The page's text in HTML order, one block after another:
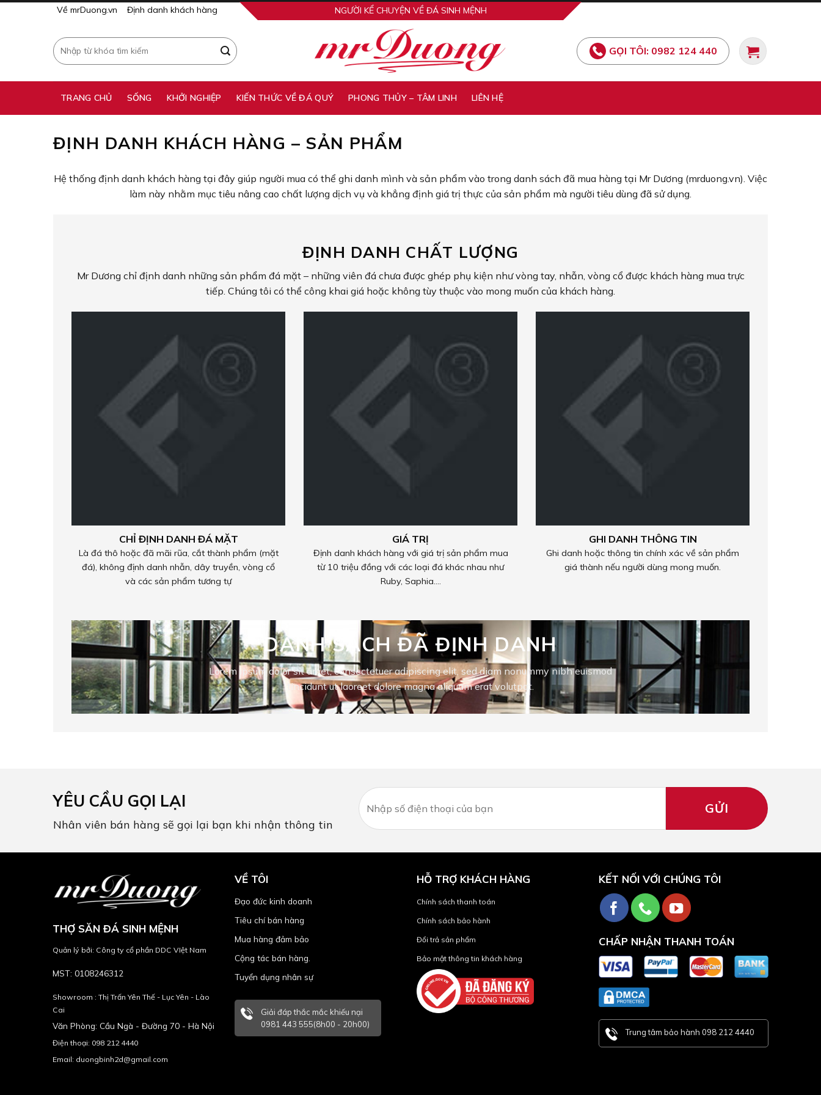
Về mrDuong.vn Định danh khách hàng NGƯỜI KỂ CHUYỆN VỀ ĐÁ SINH MỆNH
Tìm
kiếm:
GỌI TÔI: 0982 124 440
TRANG CHỦ SỐNG KHỞI NGHIỆP KIẾN THỨC VỀ ĐÁ QUÝ PHONG THỦY – TÂM LINH LIÊN HỆ
ĐỊNH DANH KHÁCH HÀNG – SẢN PHẨM
Hệ thống định danh khách hàng tại đây giúp người mua có thể ghi danh mình và sản phẩm vào trong danh sách đã mua hàng tại Mr Dương (mrduong.vn). Việc
làm này nhằm mục tiêu nâng cao chất lượng dịch vụ và khẳng định giá trị thực của sản phẩm mà người tiêu dùng đã sử dụng.
ĐỊNH DANH CHẤT LƯỢNG
Mr Dương chỉ định danh những sản phẩm đá mặt – những viên đá chưa được ghép phụ kiện như vòng tay, nhẫn, vòng cổ được khách hàng mua trực
tiếp. Chúng tôi có thể công khai giá hoặc không tùy thuộc vào mong muốn của khách hàng.
CHỈ ĐỊNH DANH ĐÁ MẶT
Là đá thô hoặc đã mãi rũa, cắt thành phẩm (mặt
đá), không định danh nhẫn, dây truyền, vòng cổ
và các sản phẩm tương tự
GIÁ TRỊ
Định danh khách hàng với giá trị sản phẩm mua
từ 10 triệu đồng với các loại đá khác nhau như
Ruby, Saphia….
GHI DANH THÔNG TIN
Ghi danh hoặc thông tin chính xác về sản phẩm
giá thành nếu người dùng mong muốn.
DANH SÁCH ĐÃ ĐỊNH DANH
Lorem ipsum dolor sit amet, consectetuer adipiscing elit, sed diam nonummy nibh euismod
tincidunt ut laoreet dolore magna aliquam erat volutpat.
YÊU CẦU GỌI LẠI
Nhân viên bán hàng sẽ gọi lại bạn khi nhận thông tin
THỢ SĂN ĐÁ SINH MỆNH
Quản lý bởi: Công ty cổ phần DDC VIệt Nam
MST: 0108246312
Showroom : Thị Trấn Yên Thế - Lục Yên - Lào
Cai
Văn Phòng: Cầu Ngà - Đường 70 - Hà Nội
Điện thoại: 098 212 4440
Email: duongbinh2d@gmail.com
VỀ TÔI
Đạo đức kinh doanh
Tiêu chí bán hàng
Mua hàng đảm bảo
Cộng tác bán hàng.
Tuyển dụng nhân sự
Giải đáp thắc mắc khiếu nại
0981 443 555(8h00 - 20h00)
HỖ TRỢ KHÁCH HÀNG
Chính sách thanh toán
Chính sách bảo hành
Đổi trả sản phẩm
Bảo mật thông tin khách hàng
KẾT NỐI VỚI CHÚNG TÔI
CHẤP NHẬN THANH TOÁN
Trung tâm bảo hành 098 212 4440